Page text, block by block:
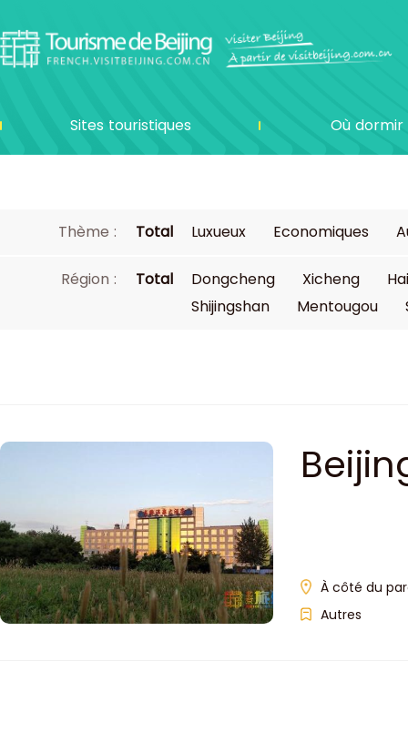
Sites touristiques Où dormir
Thème : Total Luxueux Economiques
Région : Total Dongcheng Xicheng
Shijingshan
Mentougou
À côté du
Autres